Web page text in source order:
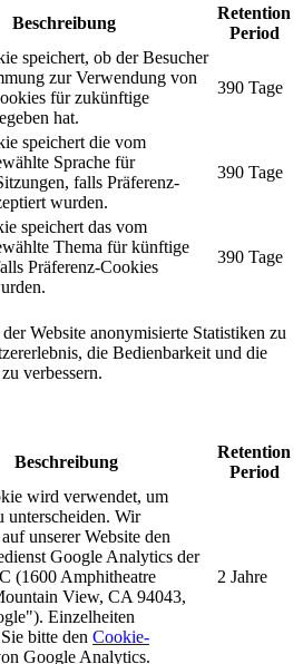
Beschreibung
Retention
Period
speichert, ob der Besucher
zur Verwendung von
für zukünftige
hat.
390 Tage
speichert die vom
Sprache für
falls Präferenz-
wurden.
390 Tage
speichert das vom
Thema für künftige
Präferenz-Cookies
390 Tage
Website anonymisierte Statistiken zu
die Bedienbarkeit und die
verbessern.
Beschreibung
Retention
Period
wird verwendet, um
unterscheiden. Wir
unserer Website den
Google Analytics der
(1600 Amphitheatre
View, CA 94043,
Einzelheiten
bitte den Cookie-
Google Analytics.
2 Jahre